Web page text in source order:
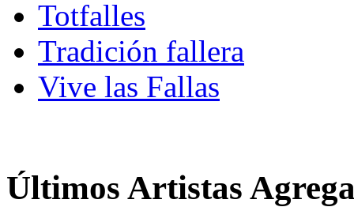
Totfalles
Tradición fallera
Vive las Fallas
Últimos Artistas